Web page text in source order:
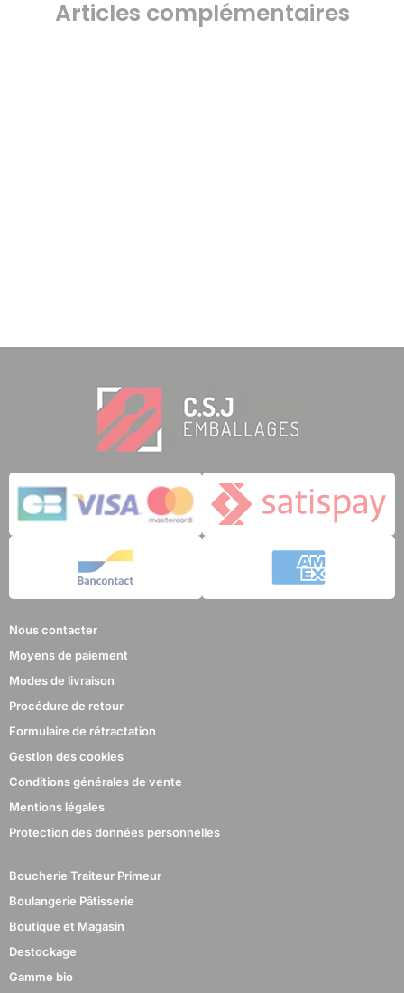
Articles complémentaires
Nous contacter
Moyens de paiement
Modes de livraison
Procédure de retour
Formulaire de rétractation
Gestion des cookies
Conditions générales de vente
Mentions légales
Protection des données personnelles
Boucherie Traiteur Primeur
Boulangerie Pâtisserie
Boutique et Magasin
Destockage
Gamme bio